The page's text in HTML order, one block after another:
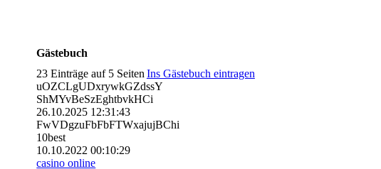
Gästebuch
23 Einträge auf 5 Seiten Ins Gästebuch eintragen
uOZCLgUDxrywkGZdssY
ShMYvBeSzEghtbvkHCi
26.10.2025 12:31:43
FwVDgzuFbFbFTWxajujBChi
10best
10.10.2022 00:10:29
casino online